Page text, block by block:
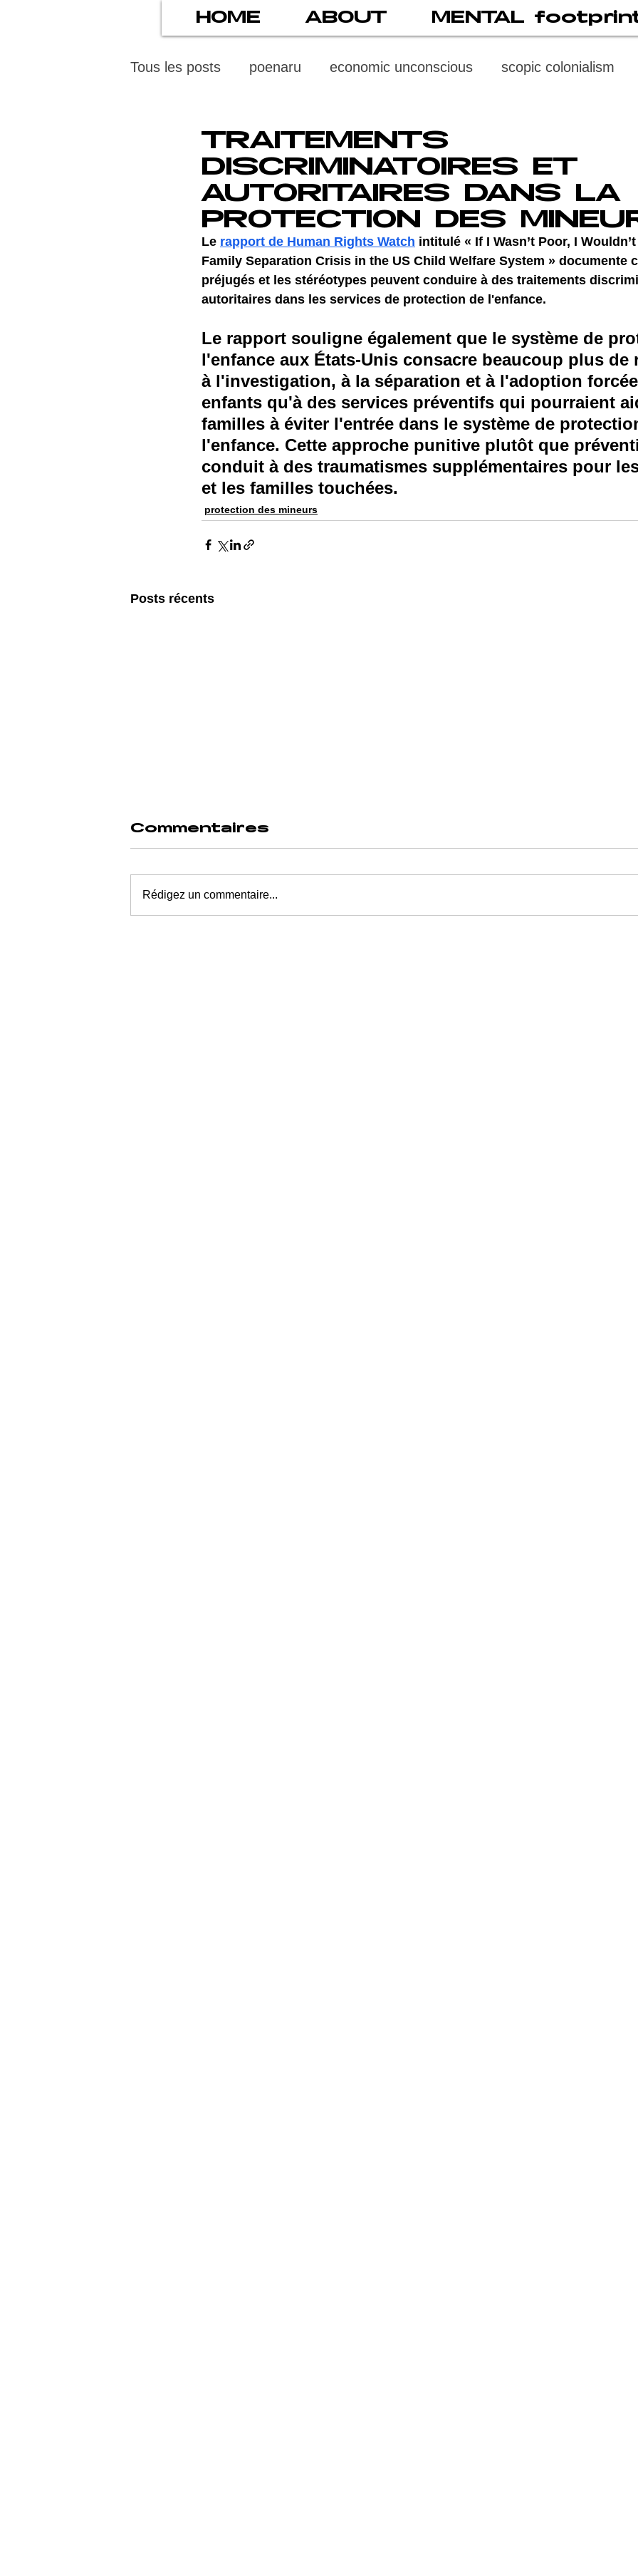
HOME ABOUT MENTAL
Tous les posts poenaru economic unconscious scopic colonialism
psychiatry screens digital subject social media society
stress numérique podcast propaganda digital reading video
statistiscs multi-level psychoanalysis the MENTAL
Self-Watchdog CHANGE economic injury in gut-brain axis
TRAITEMENTS
DISCRIMINATOIRES ET
AUTORITAIRES DANS LA
PROTECTION DES
Le rapport de Human Rights Watch intitulé « If I Wasn’t Poor, I
Family Separation Crisis in the US Child Welfare System » documente
préjugés et les stéréotypes peuvent conduire à des traitements
autoritaires dans les services de protection de l'enfance.
Le rapport souligne également que le système de
l'enfance aux États-Unis consacre beaucoup plus
à l'investigation, à la séparation et à l'adoption
enfants qu'à des services préventifs qui pourraient
familles à éviter l'entrée dans le système de
l'enfance. Cette approche punitive plutôt que
conduit à des traumatismes supplémentaires pour
et les familles touchées.
protection des mineurs
Posts récents
Commentaires
Rédigez un commentaire...